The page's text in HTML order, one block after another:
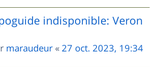
indisponible: Veron
maraudeur « 27 oct. 2023, 19:34